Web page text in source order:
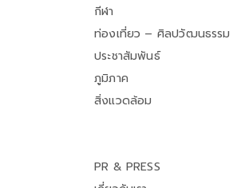
กีฬา
ท่องเที่ยว – ศิลปวัฒนธรรม
ประชาสัมพันธ์
ภูมิภาค
สิ่งแวดล้อม
PR & PRESS